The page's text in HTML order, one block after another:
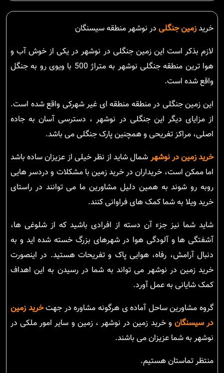
خریدزمین جنگلی در نوشهر منطقه سیسنگان
لازم بذکر است این زمین جنگلی در نوشهر در یکی از خوش آب و
هوا ترین منطقه جنگلی نوشهر به متراژ 500 با ویوی رو به جنگل
واقع شده است.
این زمین جنگلی در منطقه منطقه ای غیر شهرکی واقع شده است.
از مزایای دیگر این جنگلی در نوشهر ، دسترسی آسان به جاده
اصلی، مراکز تفریحی و همچنین پارک جنگلی می باشد.
خرید زمین در نوشهر شمال شاید از نظر خیلی از عزیزان ساده باشد
اما ممکن است، خریداران در خرید زمین با مشکلات و دردسر هایی
روبه رو شوند به همین دلیل مشاورین ما می توانند در راستای
خرید ویلا به شما کمک های فراوانی کنند.
شاید شما نیز جزء آن دسته از افرادی باشید که از شلوغی ها،
آشفتگی ها و آلودگی هوا در شهرهای بزرگ خسته شده اید و به
دنبال آرامش، رفاه، هوایی پاک و تفریحات هستید. در اینصورت
خرید زمین در نوشهر می تواند به شما در رسیدن به این اهداف
کمک شایانی به عمل آورد.
گروه مشاورین ساحل آماده ی هرگونه مشاوره در جهتخرید زمین
در سیسنگان و خرید زمین در نوشهر ، زمین و سایر امور ملکی در
نوشهر به شما عزیزان می باشند.
منتظر تماستان هستیم.